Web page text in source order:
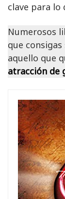
clave para lo
Numerosos
que
aquello que
atracción de